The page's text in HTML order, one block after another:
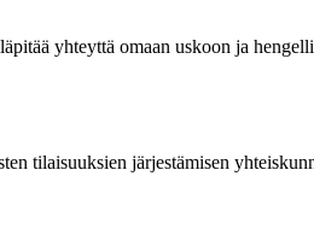
yhteyttä omaan uskoon ja
tilaisuuksien järjestämisen